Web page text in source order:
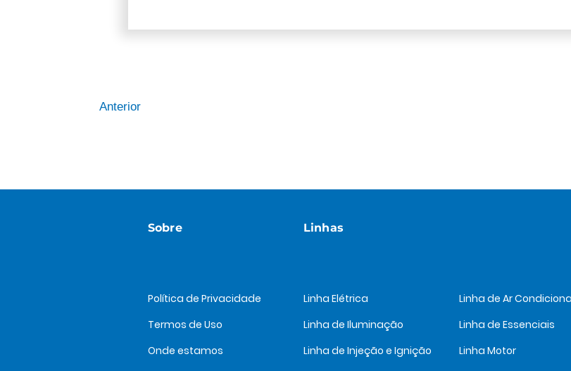
Anterior
Sobre
Política de Privacidade
Termos de Uso
Onde estamos
Linhas
Linha Elétrica
Linha de Iluminação
Linha de Injeção e Ignição
Linha de Ar
Linha de Essenciais
Linha Motor